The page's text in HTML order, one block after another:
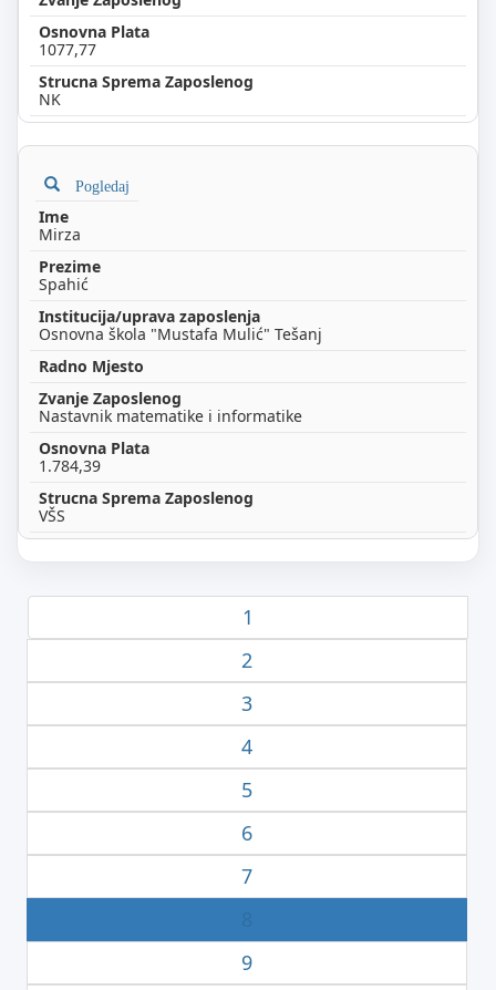
1077,77
NK
Pogledaj
Mirza
Spahić
Osnovna škola "Mustafa Mulić" Tešanj
Nastavnik matematike i informatike
1.784,39
VŠS
1
2
3
4
5
6
7
8
9